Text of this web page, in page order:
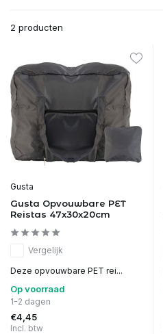
2 producten
Gusta
Gusta Opvouwbare PET
Reistas 47x30x20cm
Vergelijk
Deze opvouwbare PET rei...
Op voorraad
1-2 dagen
€4,45
Incl. btw